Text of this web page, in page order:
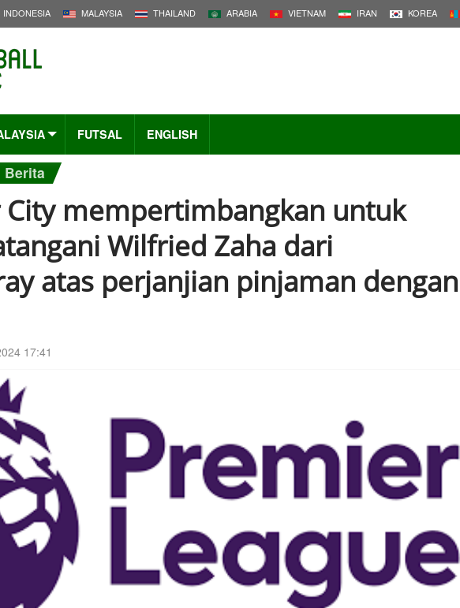
INDONESIA MALAYSIA THAILAND ARABIA VIETNAM IRAN KOREA
FUTSAL ENGLISH
Berita
City mempertimbangkan untuk
Wilfried Zaha dari
atas perjanjian pinjaman dengan
17:41